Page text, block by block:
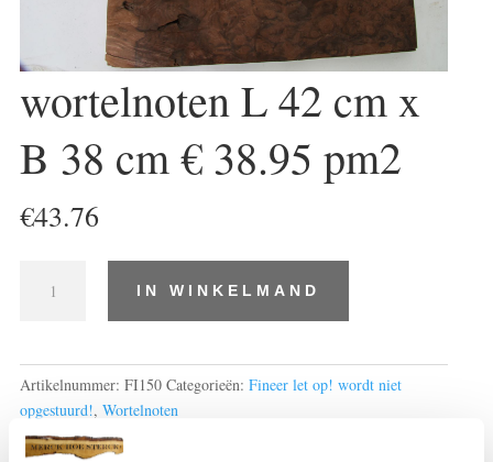
wortelnoten L 42 cm x
B 38 cm € 38.95 pm2
€43.76
38
cm
IN WINKELMAND
Artikelnummer: FI150 Categorieën: Fineer let op! wordt niet
opgestuurd!, Wortelnoten